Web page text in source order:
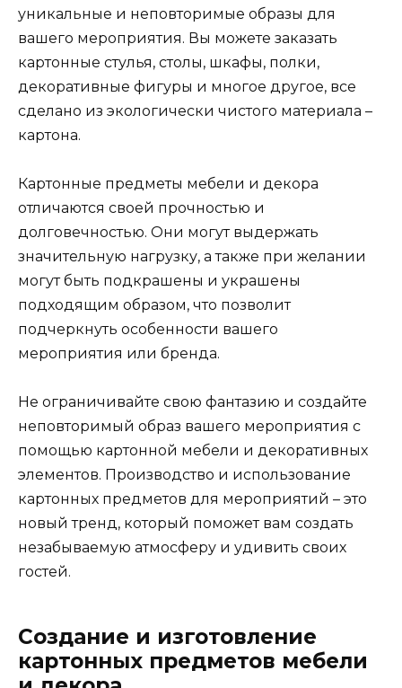
уникальные и неповторимые образы для
вашего мероприятия. Вы можете заказать
картонные стулья, столы, шкафы, полки,
декоративные фигуры и многое другое, все
сделано из экологически чистого материала –
картона.
Картонные предметы мебели и декора
отличаются своей прочностью и
долговечностью. Они могут выдержать
значительную нагрузку, а также при желании
могут быть подкрашены и украшены
подходящим образом, что позволит
подчеркнуть особенности вашего
мероприятия или бренда.
Не ограничивайте свою фантазию и создайте
неповторимый образ вашего мероприятия с
помощью картонной мебели и декоративных
элементов. Производство и использование
картонных предметов для мероприятий – это
новый тренд, который поможет вам создать
незабываемую атмосферу и удивить своих
гостей.
Создание и изготовление
картонных предметов мебели